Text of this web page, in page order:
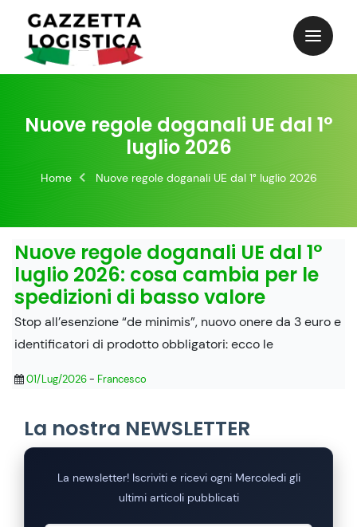
content
Nuove regole doganali UE dal 1°
luglio 2026
Home Nuove regole doganali UE dal 1° luglio 2026
Nuove regole doganali UE dal 1°
luglio 2026: cosa cambia per le
spedizioni di basso valore
Stop all’esenzione “de minimis”, nuovo onere da 3 euro e
identificatori di prodotto obbligatori: ecco le
01/Lug/2026- Francesco
La nostra NEWSLETTER
La newsletter! Iscriviti e ricevi ogni Mercoledi gli
ultimi articoli pubblicati